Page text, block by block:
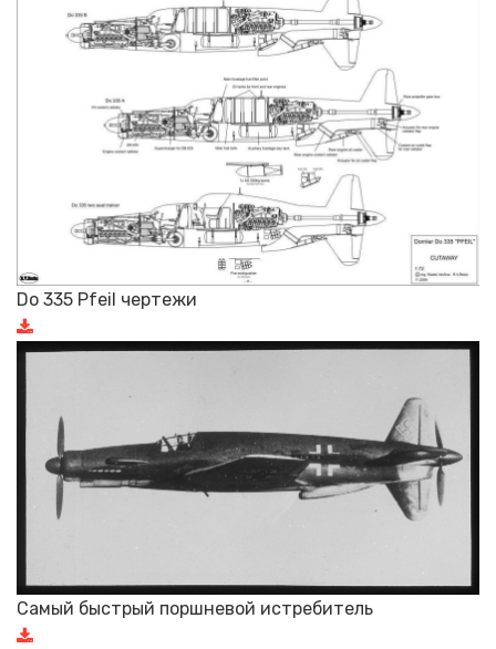
Do 335 Pfeil чертежи
Самый быстрый поршневой истребитель